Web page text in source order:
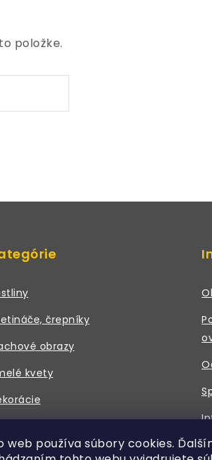
web používa súbory cookies.
položke.
črepníky
obrazy
kvety